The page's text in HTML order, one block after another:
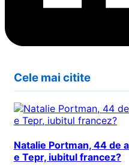
Cele mai citite
Natalie Portman, 44 de
e Tepr, iubitul francez?